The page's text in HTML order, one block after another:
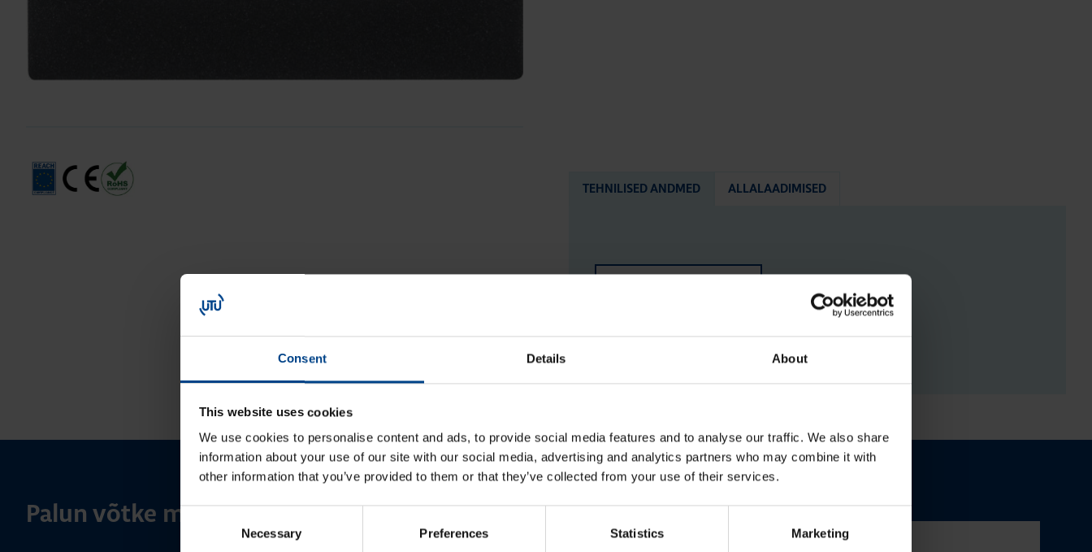
Consent Details About
This website uses cookies
We use cookies to personalise content and ads, to provide social media features and to analyse our traffic. We also share
information about your use of our site with our social media, advertising and analytics partners who may combine it with
other information that you’ve provided to them or that they’ve collected from your use of their services.
Consent
Necessary Preferences Statistics Marketing
TEHNILISED ANDMED ALLALAADIMISED
Palun võtke meiega ühendust Eesnimi*